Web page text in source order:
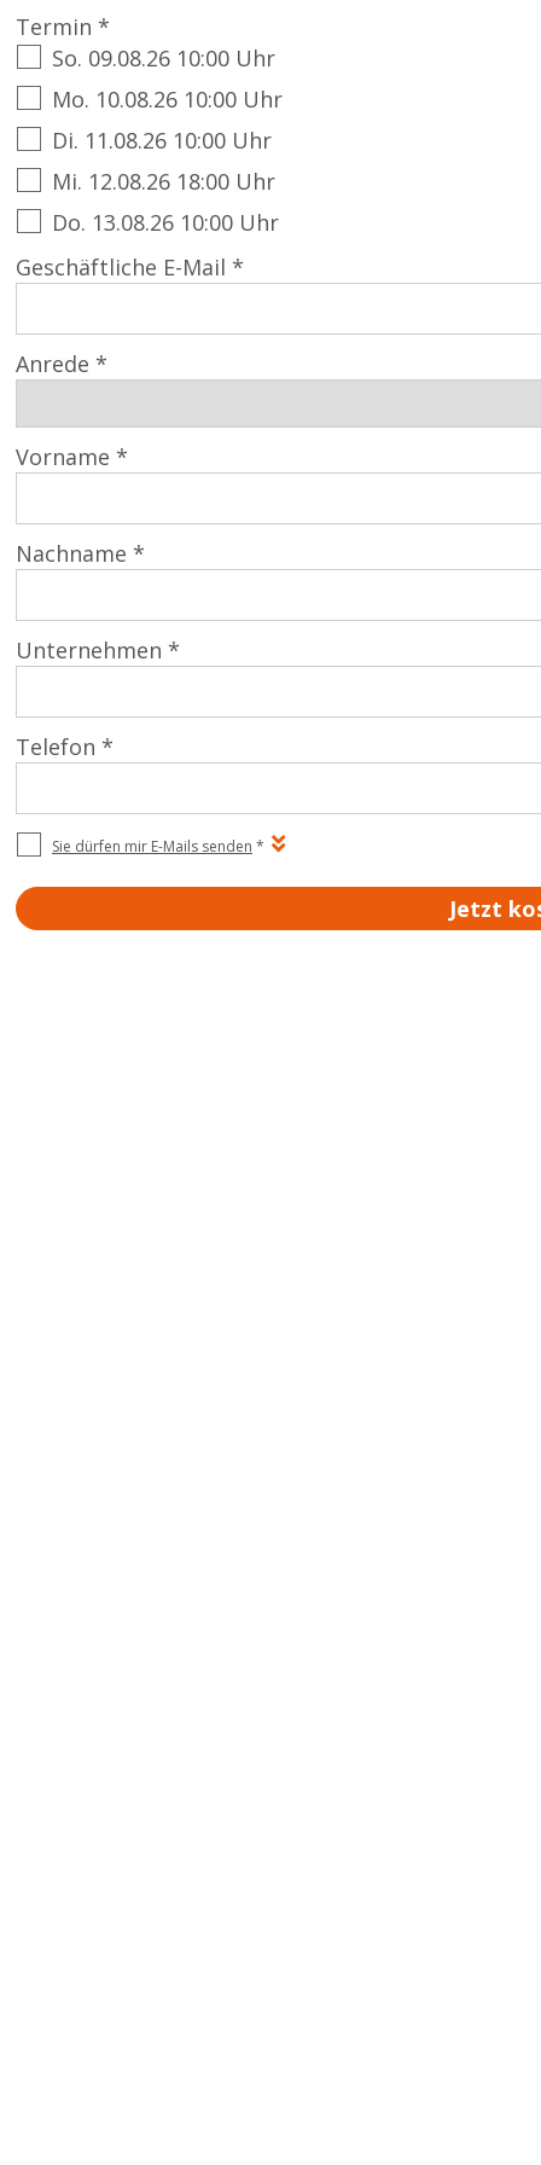
Termin *
So. 09.08.26 10:00 Uhr
Mo. 10.08.26 10:00 Uhr
Di. 11.08.26 10:00 Uhr
Mi. 12.08.26 18:00 Uhr
Do. 13.08.26 10:00 Uhr
Geschäftliche E-Mail *
Anrede *
Vorname *
Nachname *
Unternehmen *
Telefon *
Sie dürfen mir E-Mails senden *
Jetzt